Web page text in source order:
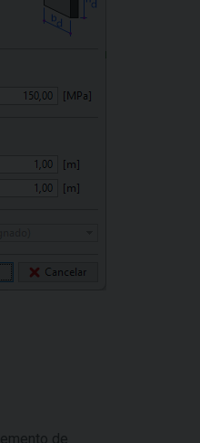
de